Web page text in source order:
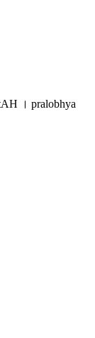
। pralobhya